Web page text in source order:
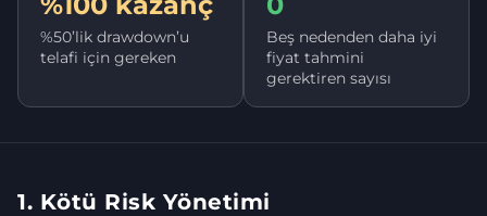
%50’lik drawdown’u
telafi için gereken
Beş nedenden daha iyi
fiyat tahmini
gerektiren sayısı
1. Kötü Risk Yönetimi